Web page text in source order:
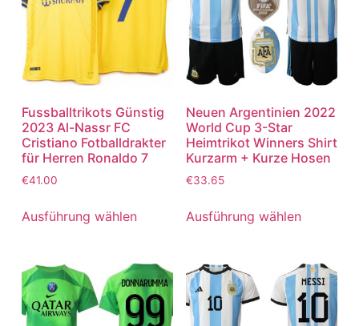
Fussballtrikots Günstig
2023 Al-Nassr FC
Cristiano Fotballdrakter
für Herren Ronaldo 7
€41.00
Ausführung wählen
Neuen Argentinien 2022
World Cup 3-Star
Heimtrikot Winners Shirt
Kurzarm + Kurze Hosen
€33.65
Ausführung wählen